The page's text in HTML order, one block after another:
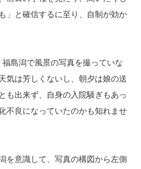
」と確信するに至り、自制が効か
島潟で風景の写真を撮っていな
気は芳しくないし、朝夕は娘の送
も出来ず、自身の入院騒ぎもあっ
不良になっていたのかも知れませ
を意識して、写真の構図から左側